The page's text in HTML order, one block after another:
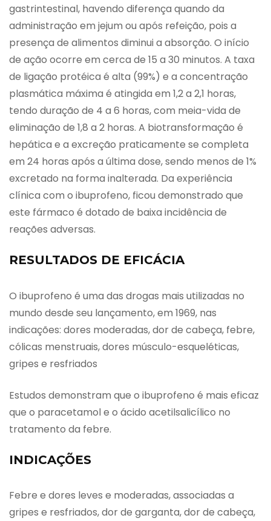
gastrintestinal, havendo diferença quando da
administração em jejum ou após refeição, pois a
presença de alimentos diminui a absorção. O início
de ação ocorre em cerca de 15 a 30 minutos. A taxa
de ligação protéica é alta (99%) e a concentração
plasmática máxima é atingida em 1,2 a 2,1 horas,
tendo duração de 4 a 6 horas, com meia-vida de
eliminação de 1,8 a 2 horas. A biotransformação é
hepática e a excreção praticamente se completa
em 24 horas após a última dose, sendo menos de 1%
excretado na forma inalterada. Da experiência
clínica com o ibuprofeno, ficou demonstrado que
este fármaco é dotado de baixa incidência de
reações adversas.
RESULTADOS DE EFICÁCIA
O ibuprofeno é uma das drogas mais utilizadas no
mundo desde seu lançamento, em 1969, nas
indicações: dores moderadas, dor de cabeça, febre,
cólicas menstruais, dores músculo-esqueléticas,
gripes e resfriados
Estudos demonstram que o ibuprofeno é mais eficaz
que o paracetamol e o ácido acetilsalicílico no
tratamento da febre.
INDICAÇÕES
Febre e dores leves e moderadas, associadas a
gripes e resfriados, dor de garganta, dor de cabeça,